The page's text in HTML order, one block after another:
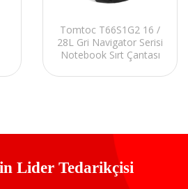
Tomtoc T66S1G2 16 /
28L Gri Navigator Serisi
Notebook Sırt Çantası
Lider Tedarikçisi